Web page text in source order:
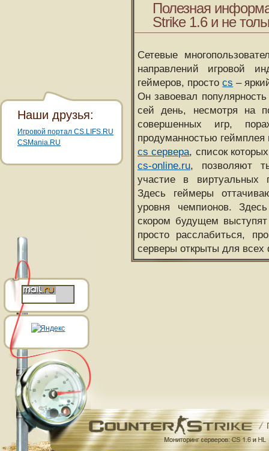
Полезная
Strike 1.6 и не
Сетевые
направлений игровой
геймеров, простоcs –
Он завоевал
сей день, несмотря на
совершенных игр,
продуманностью
cs сервера, список
cs-online.ru, позволяют
участие в виртуальных
Здесь геймеры
уровня чемпионов.
скором будущем
просто расслабиться,
серверы открыты для всех
Наши друзья:
Игровой портал CS.LIFS.RU
CSMania.RU